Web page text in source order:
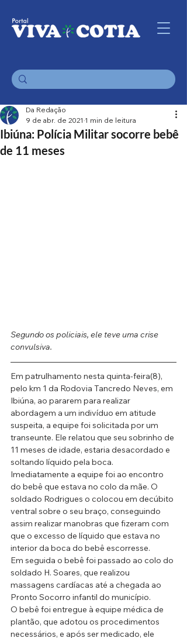
Ibiúna: Polícia Militar socorre bebê
de 11 meses
Da Redação
9 de abr. de 2021 1 min de leitura
Segundo os policiais, ele teve uma crise
convulsiva.
Em patrulhamento nesta quinta-feira(8),
pelo km 1 da Rodovia Tancredo Neves, em
Ibiúna, ao pararem para realizar
abordagem a um indivíduo em atitude
suspeita, a equipe foi solicitada por um
transeunte. Ele relatou que seu sobrinho de
11 meses de idade, estaria desacordado e
soltando líquido pela boca.
Imediatamente a equipe foi ao encontro
do bebê que estava no colo da mãe. O
soldado Rodrigues o colocou em decúbito
ventral sobre o seu braço, conseguindo
assim realizar manobras que fizeram com
que o excesso de líquido que estava no
interior da boca do bebê escorresse.
Em seguida o bebê foi passado ao colo do
soldado H. Soares, que realizou
massagens cardíacas até a chegada ao
Pronto Socorro infantil do município.
O bebê foi entregue à equipe médica de
plantão, que adotou os procedimentos
necessários, e após ser medicado, ele